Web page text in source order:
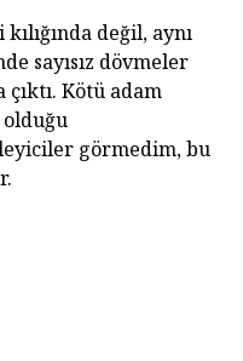
değil, aynı
sayısız dövmeler
çıktı. Kötü adam
görmedim, bu